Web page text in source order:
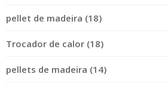
pellet de madeira (18)
Trocador de calor (18)
pellets de madeira (14)